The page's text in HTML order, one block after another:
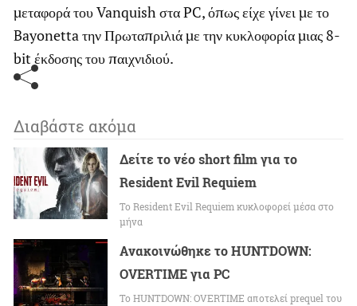
μεταφορά του Vanquish στα PC, όπως είχε γίνει με το
Bayonetta την Πρωταπριλιά με την κυκλοφορία μιας 8-
bit έκδοσης του παιχνιδιού.
Διαβάστε ακόμα
Δείτε το νέο short film για το
Resident Evil Requiem
To Resident Evil Requiem κυκλοφορεί μέσα στο
μήνα
Ανακοινώθηκε το HUNTDOWN:
OVERTIME για PC
Το HUNTDOWN: OVERTIME αποτελεί prequel του